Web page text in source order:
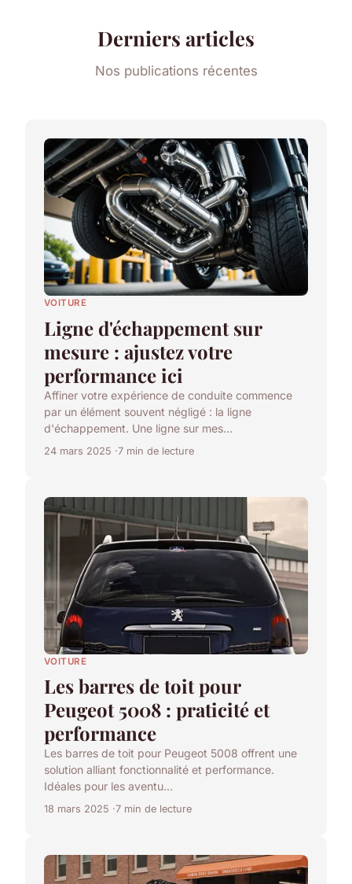
Derniers articles
Nos publications récentes
VOITURE
Ligne d'échappement sur
mesure : ajustez votre
performance ici
Affiner votre expérience de conduite commence
par un élément souvent négligé : la ligne
d'échappement. Une ligne sur mes...
24 mars 2025 7 min de lecture
VOITURE
Les barres de toit pour
Peugeot 5008 : praticité et
performance
Les barres de toit pour Peugeot 5008 offrent une
solution alliant fonctionnalité et performance.
Idéales pour les aventu...
18 mars 2025 7 min de lecture